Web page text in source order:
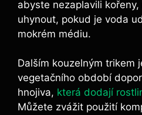
abyste nezaplavili
uhynout, pokud je voda
mokrém médiu.
Dalším kouzelným trikem
vegetačního období
hnojiva, která dodají
Můžete zvážit použití